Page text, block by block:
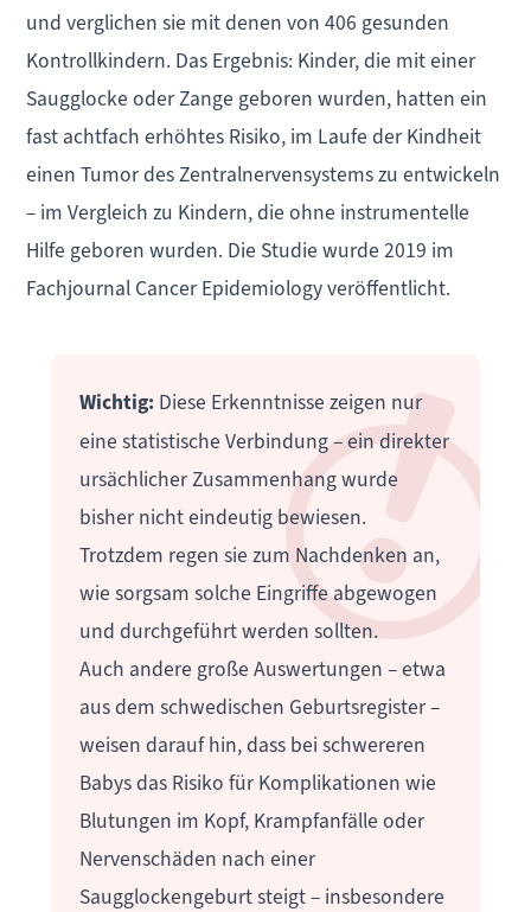
und verglichen sie mit denen von 406 gesunden
Kontrollkindern. Das Ergebnis: Kinder, die mit einer
Saugglocke oder Zange geboren wurden, hatten ein
fast achtfach erhöhtes Risiko, im Laufe der Kindheit
einen Tumor des Zentralnervensystems zu entwickeln
– im Vergleich zu Kindern, die ohne instrumentelle
Hilfe geboren wurden. Die Studie wurde 2019 im
Fachjournal Cancer Epidemiology veröffentlicht.
Wichtig: Diese Erkenntnisse zeigen nur
eine statistische Verbindung – ein direkter
ursächlicher Zusammenhang wurde
bisher nicht eindeutig bewiesen.
Trotzdem regen sie zum Nachdenken an,
wie sorgsam solche Eingriffe abgewogen
und durchgeführt werden sollten.
Auch andere große Auswertungen – etwa
aus dem schwedischen Geburtsregister –
weisen darauf hin, dass bei schwereren
Babys das Risiko für Komplikationen wie
Blutungen im Kopf, Krampfanfälle oder
Nervenschäden nach einer
Saugglockengeburt steigt – insbesondere